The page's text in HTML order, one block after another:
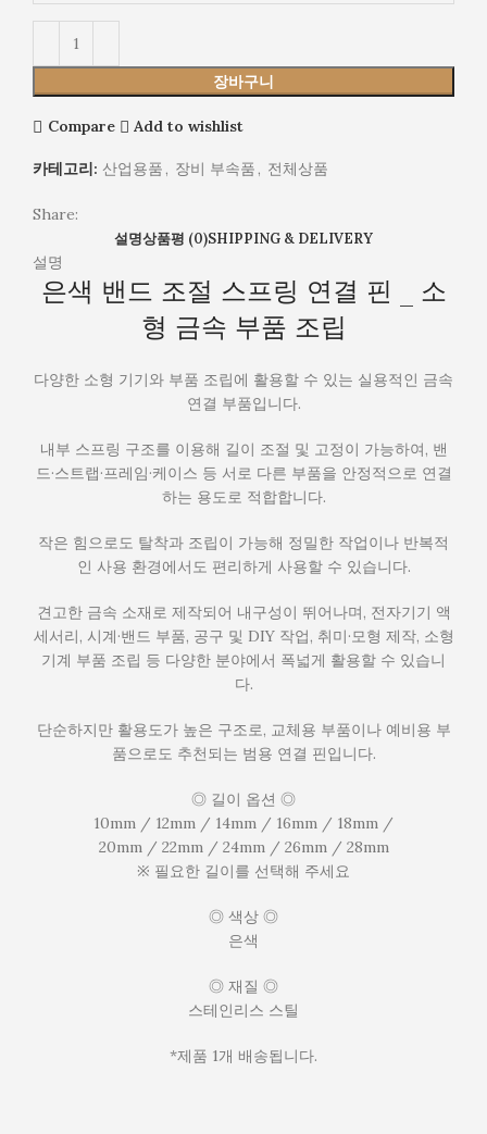
품
조
립
장바구니
Compare Add to wishlist
카테고리: 산업용품 , 장비 부속품 , 전체상품
Share:
설명상품평 (0)SHIPPING & DELIVERY
설명
은색 밴드 조절 스프링 연결 핀 _ 소
형 금속 부품 조립
다양한 소형 기기와 부품 조립에 활용할 수 있는 실용적인 금속
연결 부품입니다.
내부 스프링 구조를 이용해 길이 조절 및 고정이 가능하여, 밴
드·스트랩·프레임·케이스 등 서로 다른 부품을 안정적으로 연결
하는 용도로 적합합니다.
작은 힘으로도 탈착과 조립이 가능해 정밀한 작업이나 반복적
인 사용 환경에서도 편리하게 사용할 수 있습니다.
견고한 금속 소재로 제작되어 내구성이 뛰어나며, 전자기기 액
세서리, 시계·밴드 부품, 공구 및 DIY 작업, 취미·모형 제작, 소형
기계 부품 조립 등 다양한 분야에서 폭넓게 활용할 수 있습니
다.
단순하지만 활용도가 높은 구조로, 교체용 부품이나 예비용 부
품으로도 추천되는 범용 연결 핀입니다.
◎ 길이 옵션 ◎
10mm / 12mm / 14mm / 16mm / 18mm /
20mm / 22mm / 24mm / 26mm / 28mm
※ 필요한 길이를 선택해 주세요
◎ 색상 ◎
은색
◎ 재질 ◎
스테인리스 스틸
*제품 1개 배송됩니다.